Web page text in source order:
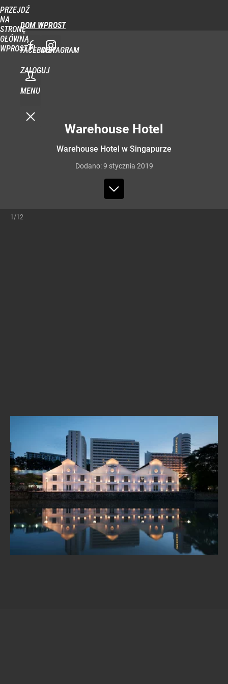
PRZEJDŹ
NA
STRONĘ
GŁÓWNĄ
WPROST.PL
DOM WPROST
FACEBOOKINSTAGRAM
ZALOGUJ
MENU
Warehouse Hotel
Warehouse Hotel w Singapurze
Dodano:9 stycznia 2019